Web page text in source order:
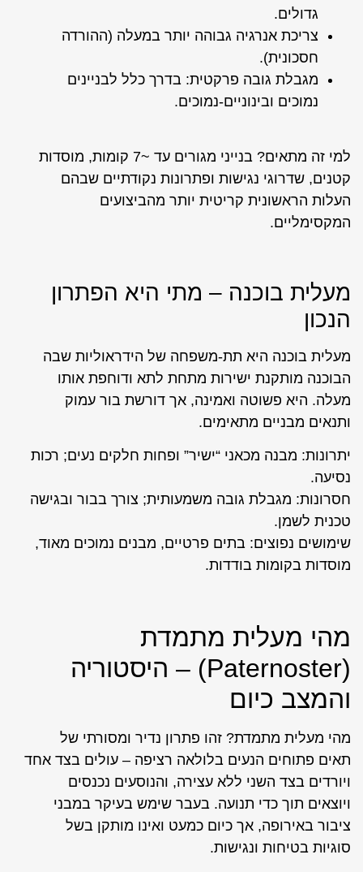
גדולים.
צריכת אנרגיה גבוהה יותר במעלה (ההורדה
חסכונית).
מגבלת גובה פרקטית: בדרך כלל לבניינים
נמוכים ובינוניים-נמוכים.
למי זה מתאים? בנייני מגורים עד ~7 קומות, מוסדות
קטנים, שדרוגי נגישות ופתרונות נקודתיים שבהם
העלות הראשונית קריטית יותר מהביצועים
המקסימליים.
מעלית בוכנה – מתי היא הפתרון
הנכון
מעלית בוכנה היא תת-משפחה של הידראוליות שבה
הבוכנה מותקנת ישירות מתחת לתא ודוחפת אותו
מעלה. היא פשוטה ואמינה, אך דורשת בור עמוק
ותנאים מבניים מתאימים.
יתרונות: מבנה מכאני “ישיר” ופחות חלקים נעים; רכות
נסיעה.
חסרונות: מגבלת גובה משמעותית; צורך בבור ובגישה
טכנית לשמן.
שימושים נפוצים: בתים פרטיים, מבנים נמוכים מאוד,
מוסדות בקומות בודדות.
מהי מעלית מתמדת
(Paternoster) – היסטוריה
והמצב כיום
מהי מעלית מתמדת? זהו פתרון נדיר ומסורתי של
תאים פתוחים הנעים בלולאה רציפה – עולים בצד אחד
ויורדים בצד השני ללא עצירה, והנוסעים נכנסים
ויוצאים תוך כדי תנועה. בעבר שימש בעיקר במבני
ציבור באירופה, אך כיום כמעט ואינו מותקן בשל
סוגיות בטיחות ונגישות.